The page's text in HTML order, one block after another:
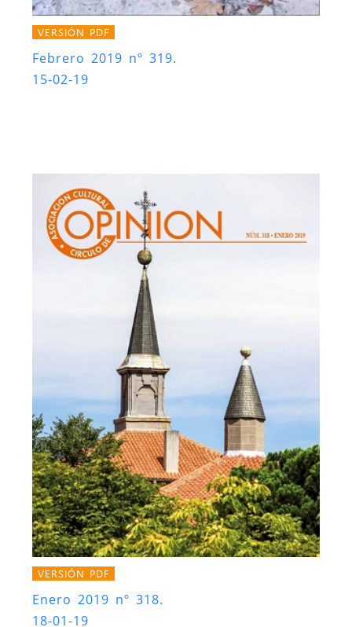
VERSIÓN PDF
Febrero 2019 nº 319.
15-02-19
VERSIÓN PDF
Enero 2019 nº 318.
18-01-19